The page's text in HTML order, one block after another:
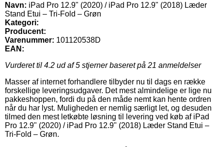
Navn: iPad Pro 12.9" (2020) / iPad Pro 12.9" (2018) Læder
Stand Etui – Tri-Fold – Grøn
Kategori:
Producent:
Varenummer: 101120538D
EAN:
Vurderet til 4.2 ud af 5 stjerner baseret på 21 anmeldelser
Masser af internet forhandlere tilbyder nu til dags en række
forskellige leveringsudgaver. Det mest almindelige er lige nu
pakkeshoppen, fordi du på den måde nemt kan hente ordren
når du har lyst. Muligheden er nemlig særligt let, og desuden
tilmed den mest letkøbte løsning til levering ved køb af iPad
Pro 12.9" (2020) / iPad Pro 12.9" (2018) Læder Stand Etui –
Tri-Fold – Grøn.